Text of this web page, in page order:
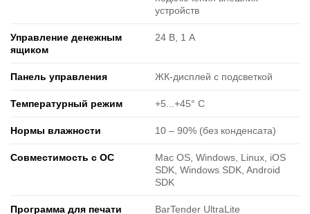
устройств
Управление денежным
ящиком
24 В, 1 А
Панель управления ЖК-дисплей с подсветкой
Температурный режим +5...+45° C
Нормы влажности 10 ‒ 90% (без конденсата)
Совместимость с ОС
Mac OS, Windows, Linux, iOS
SDK, Windows SDK, Android
SDK
Программа для печати BarTender UltraLite